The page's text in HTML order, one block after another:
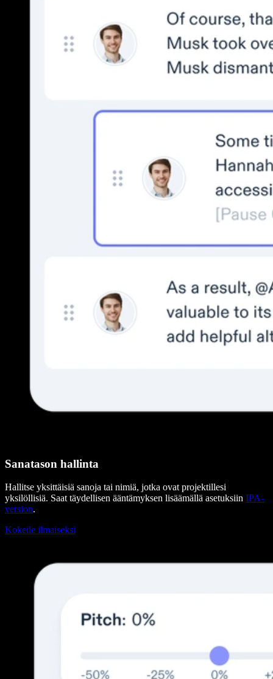
Sanatason hallinta
Hallitse yksittäisiä sanoja tai nimiä, jotka ovat projektillesi
yksilöllisiä. Saat täydellisen ääntämyksen lisäämällä asetuksiin IPA-
version.
Kokeile ilmaiseksi